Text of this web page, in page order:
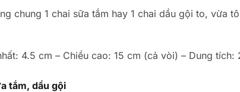
chung 1 chai sữa tắm hay 1 chai dầu gội to, vừa
4.5 cm – Chiều cao: 15 cm (cả vòi) – Dung tích:
tắm, dầu gội